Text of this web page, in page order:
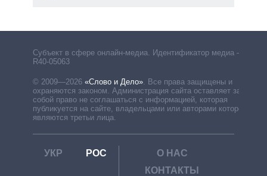
Субъект в сфере онлайн-медиа. Идентификатор медиа –
R40-05063
© 2009—2026 «Слово и Дело». Все права защищены и
охраняются законом. Администрация сайта оставляет за
собой право не соглашаться с информацией, которая
публикуется на сайте, владельцами или авторами которой
являются третьи лица.
УКР РОС
О НАС
КОНТАКТЫ